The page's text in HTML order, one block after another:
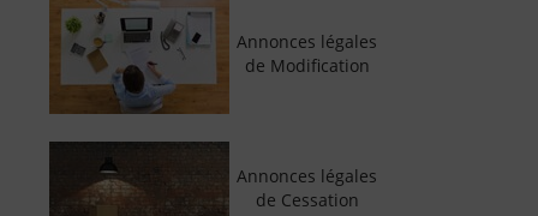
Annonces légales
de Modification
Annonces légales
de Cessation